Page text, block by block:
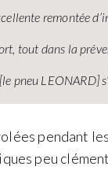
remontée
tout dans la
pneu LEONARD]
pendant
peu